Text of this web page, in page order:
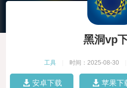
黑洞vp
工具 时间：2025-08-30
安卓下载 苹果下